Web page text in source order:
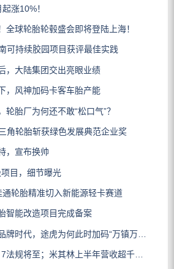
涨10%！
全球轮胎轮毂盛会即将登陆上海！
可持续胶园项目获评最佳实践
，大陆集团交出亮眼业绩
，风神加码卡客车胎产能
轮胎厂为何还不敢“松口气”？
角轮胎斩获绿色发展典范企业奖
，宣布换帅
目，细节曝光
轮胎精准切入新能源轻卡赛道
智能改造项目完成备案
时代，途虎为何此时加码“万镇万店”？
半年营收超千亿；倍耐力上半年盈利稳增；龙星炭黑斩获欧洲近万吨订单